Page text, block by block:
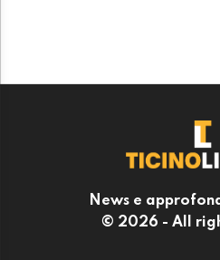
News e
© 2026 - All